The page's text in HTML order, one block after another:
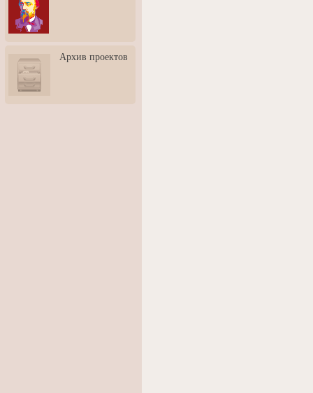
3: Обусловленности
человека и их влияние на
карьеру
скульптором Дмитрием
Тугариновым
АртБульвар в День города
Архив проектов